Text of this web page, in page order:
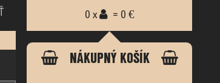
0 x = 0 €
NÁKUPNÝ KOŠÍK